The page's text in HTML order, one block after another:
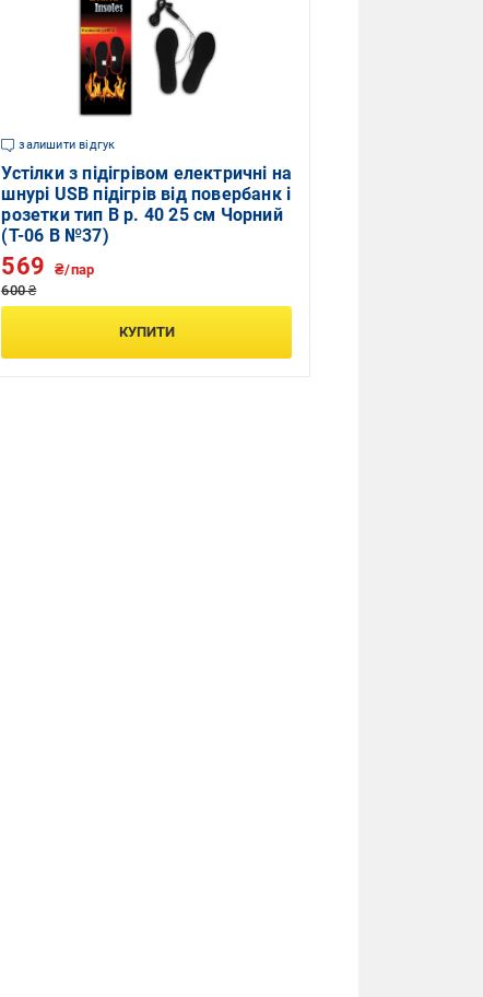
залишити відгук
Устілки з підігрівом електричні на
шнурі USB підігрів від повербанк і
розетки тип B р. 40 25 см Чорний
(T-06 B №37)
600 ₴
569 ₴/пар
КУПИТИ